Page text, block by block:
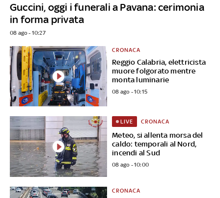
Guccini, oggi i funerali a Pavana: cerimonia
in forma privata
08 ago - 10:27
Reggio Calabria, elettricista
muore folgorato mentre
monta luminarie
CRONACA
08 ago - 10:15
Meteo, si allenta morsa del
caldo: temporali al Nord,
incendi al Sud
LIVE CRONACA
08 ago - 10:00
CRONACA